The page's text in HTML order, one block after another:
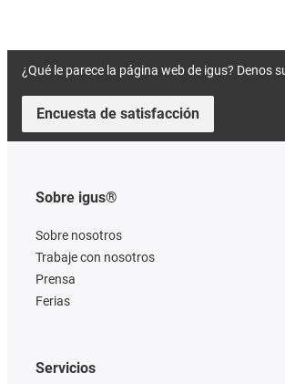
¿Qué le parece la página web de igus? Denos
Encuesta de satisfacción
Sobre igus®
Sobre nosotros
Trabaje con nosotros
Prensa
Ferias
Servicios